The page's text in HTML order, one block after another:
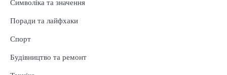
Символіка та значення
Поради та лайфхаки
Спорт
Будівництво та ремонт